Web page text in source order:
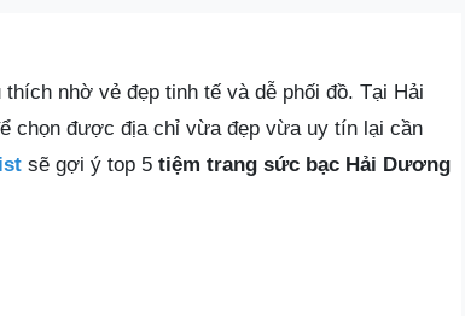
nhờ vẻ đẹp tinh tế và dễ phối đồ. Tại Hải
chọn được địa chỉ vừa đẹp vừa uy tín lại cần
sẽ gợi ý top 5 tiệm trang sức bạc Hải Dương